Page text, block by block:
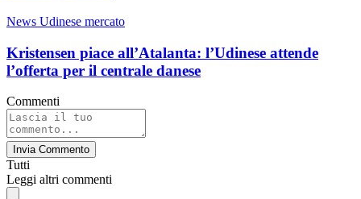
News Udinese mercato
Kristensen piace all’Atalanta: l’Udinese attende
l’offerta per il centrale danese
Commenti
Invia Commento
Tutti
Leggi altri commenti